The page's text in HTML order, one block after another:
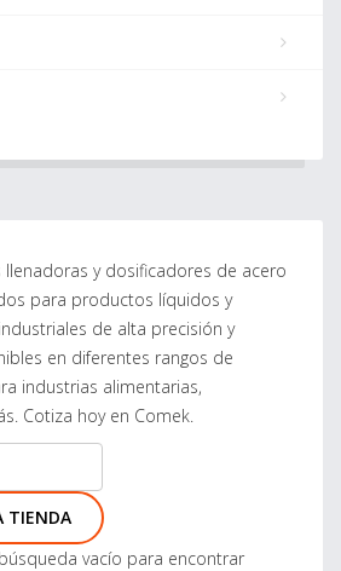
llenadoras y dosificadores de acero
para productos líquidos y
de alta precisión y
en diferentes rangos de
industrias alimentarias,
Cotiza hoy en Comek.
vacío para encontrar